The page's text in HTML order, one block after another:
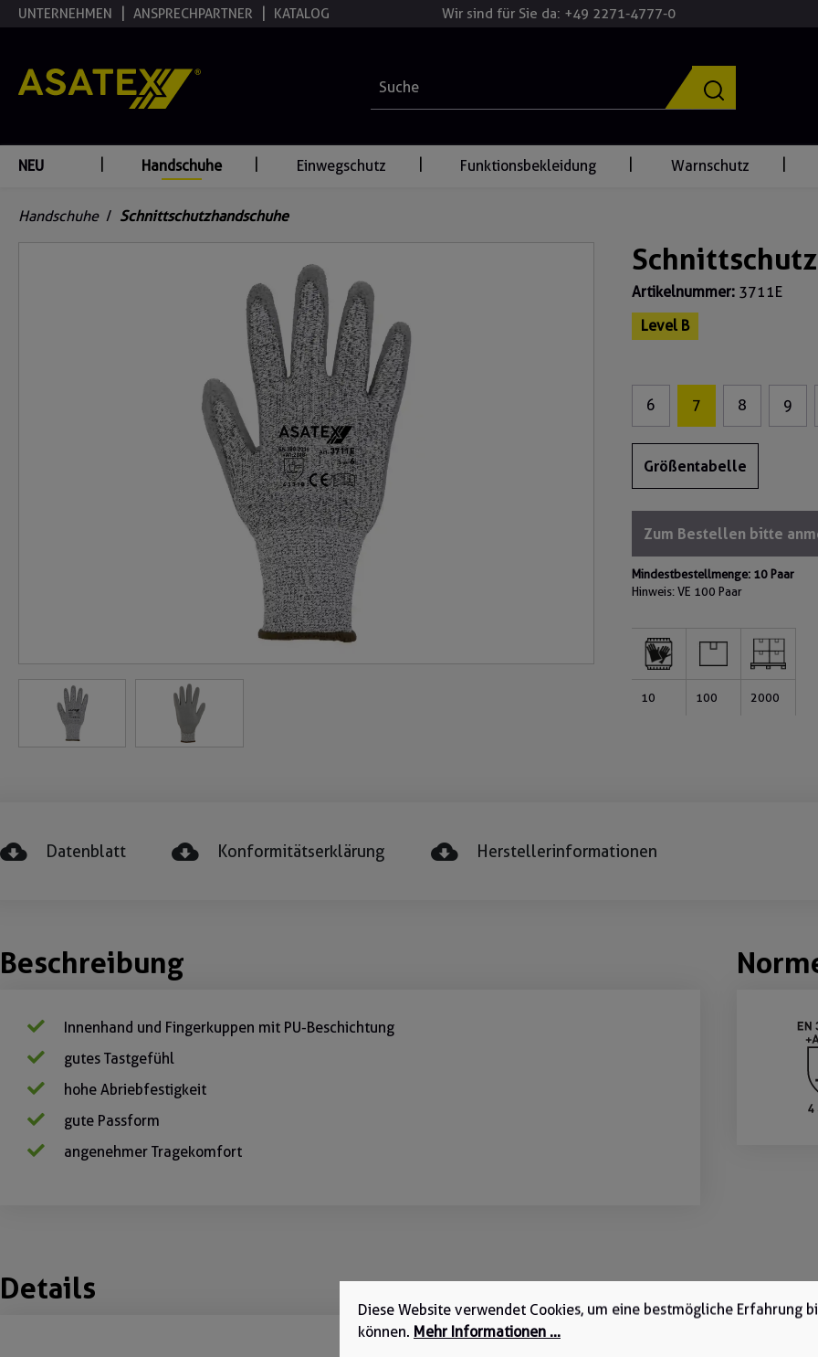
Zur Hauptnavigation springen
UNTERNEHMEN ANSPRECHPARTNER KATALOG Wir sind für Sie da: +49 2271-4777-0
NEU Handschuhe Einwegschutz Funktionsbekleidung Warnschutz
Handschuhe / Schnittschutzhandschuhe
Artikelnummer: 3711E
Level B
6 7 8 9
Größentabelle
Zum Bestellen bitte
Mindestbestellmenge: 10 Paar
Hinweis: VE 100 Paar
10 100 2000
Datenblatt Konformitätserklärung Herstellerinformationen
Beschreibung
Innenhand und Fingerkuppen mit PU-Beschichtung
gutes Tastgefühl
hohe Abriebfestigkeit
gute Passform
angenehmer Tragekomfort
Details
Diese Website verwendet Cookies, um eine bestmögliche Erfahrung
können. Mehr Informationen ...